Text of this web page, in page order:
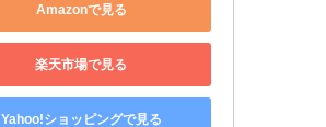
Amazonで見る
楽天市場で見る
Yahoo!ショッピングで見る